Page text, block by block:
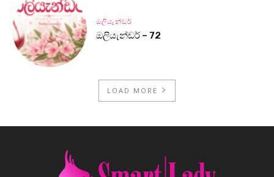
ඔලියැන්ඩර්
ඔලියැන්ඩර් – 72
LOAD MORE